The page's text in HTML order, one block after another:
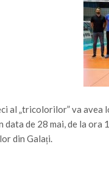
al „tricolorilor” va avea
data de 28 mai, de la ora
din Galați.